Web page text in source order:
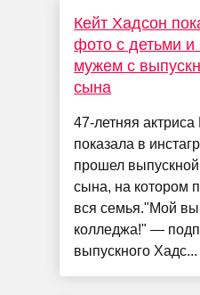
Кейт Хадсон
фото с детьми
мужем с
сына
47-летняя
показала в
прошел
сына, на котором
вся семья."Мой
колледжа!" —
выпускного Хадс...